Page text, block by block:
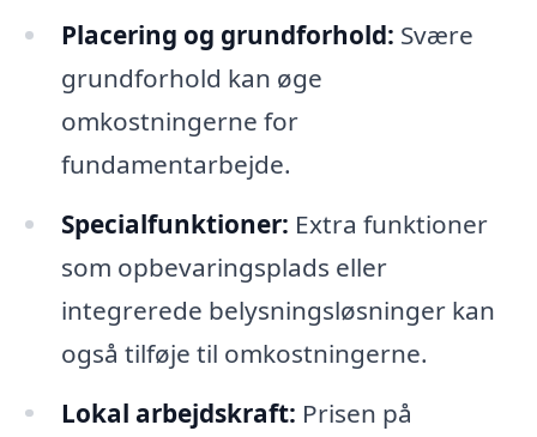
Placering og grundforhold: Svære
grundforhold kan øge
omkostningerne for
fundamentarbejde.
Specialfunktioner: Extra funktioner
som opbevaringsplads eller
integrerede belysningsløsninger kan
også tilføje til omkostningerne.
Lokal arbejdskraft: Prisen på